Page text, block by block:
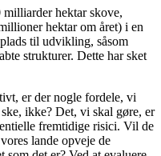
hektar skove,
hektar om året) i en
til udvikling, såsom
strukturer. Dette har sket
er der nogle fordele, vi
ikke? Det, vi skal gøre, er
fremtidige risici. Vil de
lande opveje de